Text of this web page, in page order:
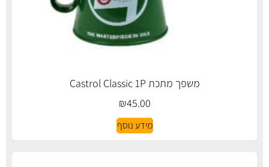
משפך מתכת Castrol Classic 1P
₪45.00
מידע נוסף